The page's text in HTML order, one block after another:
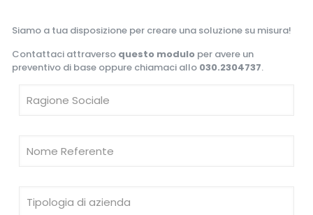
Siamo a tua disposizione per creare una soluzione su misura!
Contattaci attraverso questo modulo per avere un
preventivo di base oppure chiamaci allo 030.2304737.